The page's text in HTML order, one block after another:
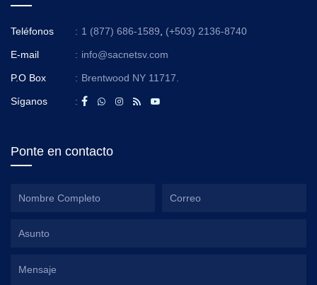
Teléfonos : 1 (877) 686-1589, (+503) 2136-8740
E-mail : info@sacnetsv.com
P.O Box : Brentwood NY 11717.
Síganos :
Ponte en contacto